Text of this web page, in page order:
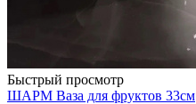
Быстрый просмотр
ШАРМ Ваза для фруктов 33см